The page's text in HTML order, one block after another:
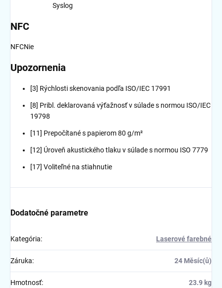
Syslog
NFC
NFCNie
Upozornenia
[3] Rýchlosti skenovania podľa ISO/IEC 17991
[8] Pribl. deklarovaná výťažnosť v súlade s normou ISO/IEC
19798
[11] Prepočítané s papierom 80 g/m²
[12] Úroveň akustického tlaku v súlade s normou ISO 7779
[17] Voliteľné na stiahnutie
Dodatočné parametre
Kategória: Laserové farebné
Záruka: 24 Měsíc(ů)
Hmotnosť: 23.9 kg